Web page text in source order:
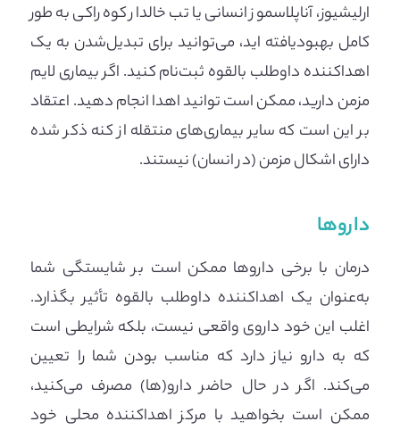
ارلیشیوز، آناپلاسموز انسانی یا تب خالدار کوه راکی ​​به طور
کامل بهبودیافته اید، می‌توانید برای تبدیل‌شدن به یک
اهداکننده داوطلب بالقوه ثبت‌نام کنید. اگر بیماری لایم
مزمن دارید، ممکن است توانید اهدا انجام دهید. اعتقاد
بر این است که سایر بیماری‌های منتقله از کنه ذکر شده
دارای اشکال مزمن (در انسان) نیستند.
داروها
درمان با برخی داروها ممکن است بر شایستگی شما
به‌عنوان یک اهداکننده داوطلب بالقوه تأثیر بگذارد.
اغلب این خود داروی واقعی نیست، بلکه شرایطی است
که به دارو نیاز دارد که مناسب بودن شما را تعیین
می‌کند. اگر در حال حاضر دارو(ها) مصرف می‌کنید،
ممکن است بخواهید با مرکز اهداکننده محلی خود